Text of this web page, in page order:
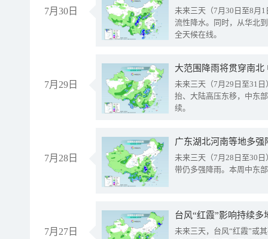
7月30日
未来三天（7月30日至8月
流性降水。同时，从华北
全天候在线。
7月29日
大范围降雨将贯穿南
未来三天（7月29日至31
抬、大陆高压东移，中东
续。
7月28日
广东湖北河南等地多
未来三天（7月28日至30
带仍多强降雨。本周中东
7月27日
台风“红霞”影响持续
未来三天，台风“红霞”或